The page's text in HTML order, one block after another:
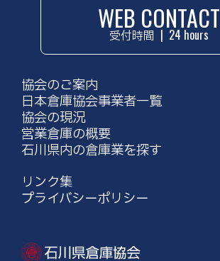
WEB CONTACT
受付時間 | 24 hours
協会のご案内
日本倉庫協会事業者一覧
協会の現況
営業倉庫の概要
石川県内の倉庫業を探す
リンク集
プライバシーポリシー